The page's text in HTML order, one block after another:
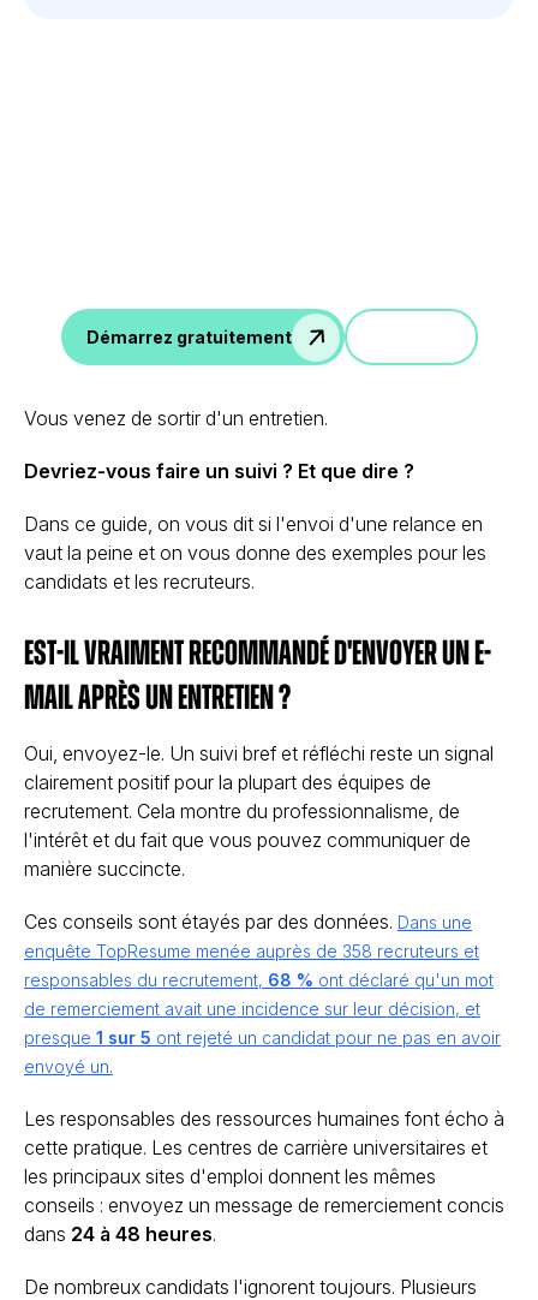
Démarrez gratuitement
Vous venez de sortir d'un entretien.
Devriez-vous faire un suivi ? Et que dire ?
Dans ce guide, on vous dit si l'envoi d'une relance en
vaut la peine et on vous donne des exemples pour les
candidats et les recruteurs.
Est-il vraiment recommandé d'envoyer un e-
mail après un entretien ?
Oui, envoyez-le. Un suivi bref et réfléchi reste un signal
clairement positif pour la plupart des équipes de
recrutement. Cela montre du professionnalisme, de
l'intérêt et du fait que vous pouvez communiquer de
manière succincte.
Ces conseils sont étayés par des données. Dans une
enquête TopResume menée auprès de 358 recruteurs et
responsables du recrutement, 68 % ont déclaré qu'un mot
de remerciement avait une incidence sur leur décision, et
presque 1 sur 5 ont rejeté un candidat pour ne pas en avoir
envoyé un.
Les responsables des ressources humaines font écho à
cette pratique. Les centres de carrière universitaires et
les principaux sites d'emploi donnent les mêmes
conseils : envoyez un message de remerciement concis
dans 24 à 48 heures.
De nombreux candidats l'ignorent toujours. Plusieurs